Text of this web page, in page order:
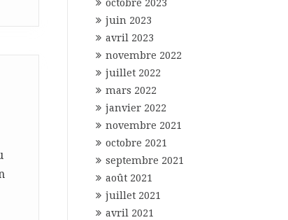
octobre 2023
juin 2023
avril 2023
novembre 2022
juillet 2022
mars 2022
janvier 2022
novembre 2021
octobre 2021
septembre 2021
août 2021
juillet 2021
avril 2021